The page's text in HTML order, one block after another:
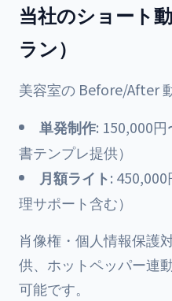
当社のショート
ラン）
美容室の Before/After
単発制作: 150,000
書テンプレ提供）
月額ライト:
理サポート含む）
肖像権・個人情報保護
供、ホットペッパー連
可能です。